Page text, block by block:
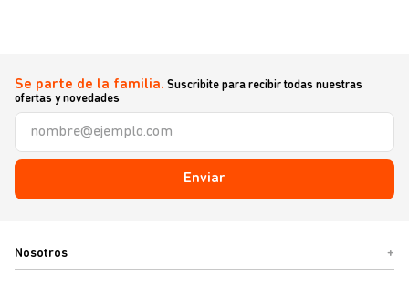
Se parte de la familia. Suscribite para recibir todas nuestras
ofertas y novedades
Enviar
Nosotros +